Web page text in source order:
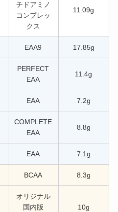
チドアミノ
コンプレッ
クス
11.09g
EAA9 17.85g
PERFECT
EAA
11.4g
EAA 7.2g
COMPLETE
EAA
8.8g
EAA 7.1g
BCAA 8.3g
オリジナル
国内版
10g